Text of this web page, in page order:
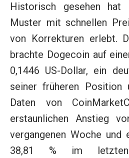
Historisch gesehen hat
Muster mit schnellen
von Korrekturen erlebt.
brachte Dogecoin auf
0,1446 US-Dollar, ein
seiner früheren Position
Daten von
erstaunlichen Anstieg
vergangenen Woche und
38,81 % im